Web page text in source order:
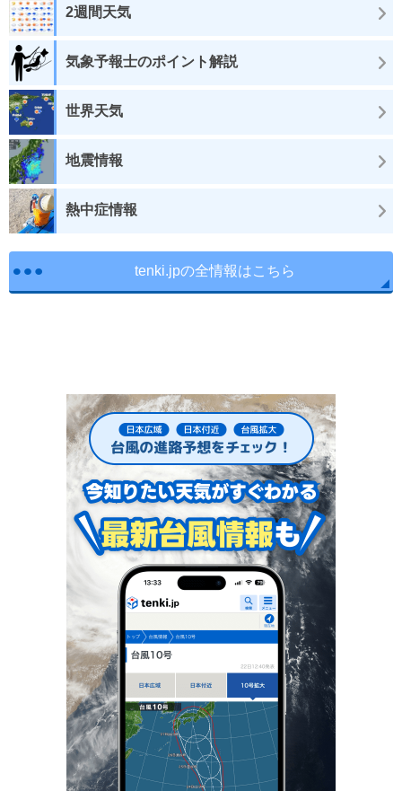
2週間天気
気象予報士のポイント解説
世界天気
地震情報
熱中症情報
tenki.jpの全情報はこちら